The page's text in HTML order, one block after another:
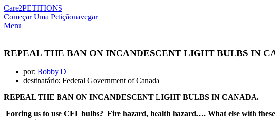
Care2PETITIONS
Começar Uma Petiçãonavegar
Menu
REPEAL THE BAN ON INCANDESCENT LIGHT BULBS IN
por: Bobby D
destinatário: Federal Government of Canada
REPEAL THE BAN ON INCANDESCENT LIGHT BULBS IN CANADA.
Forcing us to use CFL bulbs? Fire hazard, health hazard…. What else with